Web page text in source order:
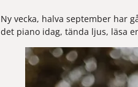
Ny vecka, halva september har
det piano idag, tända ljus, läsa